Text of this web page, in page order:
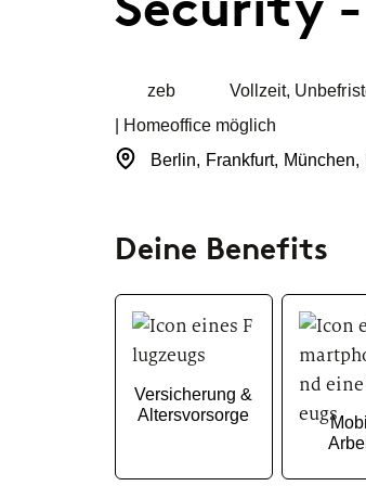
Bewerbungs- und
Interviewprozess.
Du hast noch offene Fragen?
Hier findest du alle
zeb Vollzeit,
| Homeoffice möglich
Berlin, Frankfurt, München,
Deine Benefits
Versicherung &
Altersvorsorge